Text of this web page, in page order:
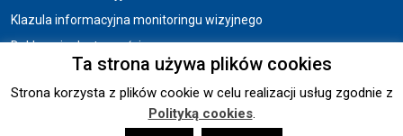
Klazula informacyjna monitoringu wizyjnego
Deklaracja dostępności
Copyright © 2026 UG BUDZÓW.
Ta strona używa plików cookies
Strona korzysta z plików cookie w celu realizacji usług zgodnie z
Polityką cookies.